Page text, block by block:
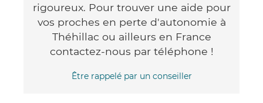
rigoureux. Pour trouver une aide pour
vos proches en perte d'autonomie à
Théhillac ou ailleurs en France
contactez-nous par téléphone !
Être rappelé par un conseiller